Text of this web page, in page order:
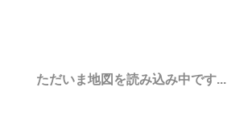
ただいま地図を読み込み中です...